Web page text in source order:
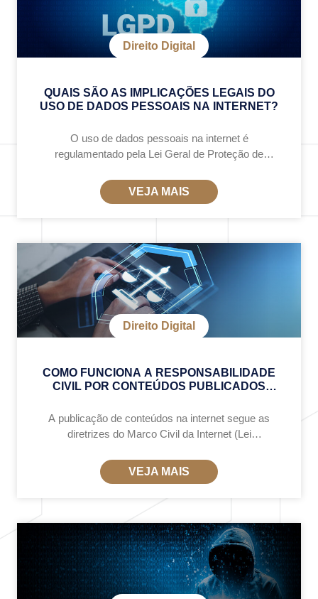
Direito Digital
QUAIS SÃO AS IMPLICAÇÕES LEGAIS DO
USO DE DADOS PESSOAIS NA INTERNET?
O uso de dados pessoais na internet é
regulamentado pela Lei Geral de Proteção de
regras para o tratamento de informações dos
VEJA MAIS
Direito Digital
COMO FUNCIONA A RESPONSABILIDADE
CIVIL POR CONTEÚDOS PUBLICADOS
A publicação de conteúdos na internet segue as
diretrizes do Marco Civil da Internet (Lei
internet e redes sociais não são automaticamente
VEJA MAIS